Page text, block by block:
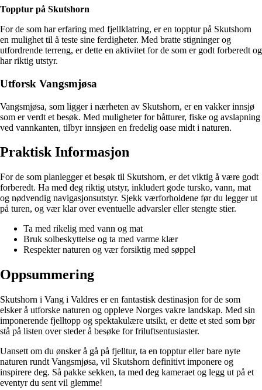
Topptur på Skutshorn
For de som har erfaring med fjellklatring, er en topptur på Skutshorn
en mulighet til å teste sine ferdigheter. Med bratte stigninger og
utfordrende terreng, er dette en aktivitet for de som er godt forberedt og
har riktig utstyr.
Utforsk Vangsmjøsa
Vangsmjøsa, som ligger i nærheten av Skutshorn, er en vakker innsjø
som er verdt et besøk. Med muligheter for båtturer, fiske og avslapning
ved vannkanten, tilbyr innsjøen en fredelig oase midt i naturen.
Praktisk Informasjon
For de som planlegger et besøk til Skutshorn, er det viktig å være godt
forberedt. Ha med deg riktig utstyr, inkludert gode tursko, vann, mat
og nødvendig navigasjonsutstyr. Sjekk værforholdene før du legger ut
på turen, og vær klar over eventuelle advarsler eller stengte stier.
Ta med rikelig med vann og mat
Bruk solbeskyttelse og ta med varme klær
Respekter naturen og vær forsiktig med søppel
Oppsummering
Skutshorn i Vang i Valdres er en fantastisk destinasjon for de som
elsker å utforske naturen og oppleve Norges vakre landskap. Med sin
imponerende fjelltopp og spektakulære utsikt, er dette et sted som bør
stå på listen over steder å besøke for friluftsentusiaster.
Uansett om du ønsker å gå på fjelltur, ta en topptur eller bare nyte
naturen rundt Vangsmjøsa, vil Skutshorn definitivt imponere og
inspirere deg. Så pakke sekken, ta med deg kameraet og legg ut på et
eventyr du sent vil glemme!